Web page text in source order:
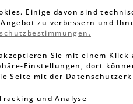
Einige davon sind
zu verbessern und
Sie mit einem
Einstellungen, dort
Seite mit der
und Analyse